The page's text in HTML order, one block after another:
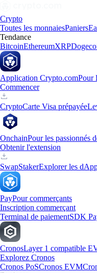
Crypto
Toutes les monnaiesPaniers
Tendance
BitcoinEthereumXRP
Application Crypto.comPour
Commencer
CryptoCarte Visa prépayée
OnchainPour les passionnés
Obtenir l'extension
SwapStakerExplorer les
PayPour commerçants
Inscription commerçant
Terminal de paiementSDK
CronosLayer 1 compatible
Explorez Cronos
Cronos PoSCronos EVM